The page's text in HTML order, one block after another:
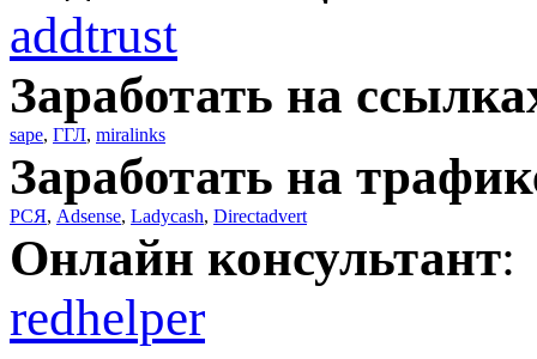
addtrust
Заработать на
sape, ГГЛ, miralinks
Заработать на
РСЯ, Adsense, Ladycash, Directadvert
Онлайн консультант:
redhelper